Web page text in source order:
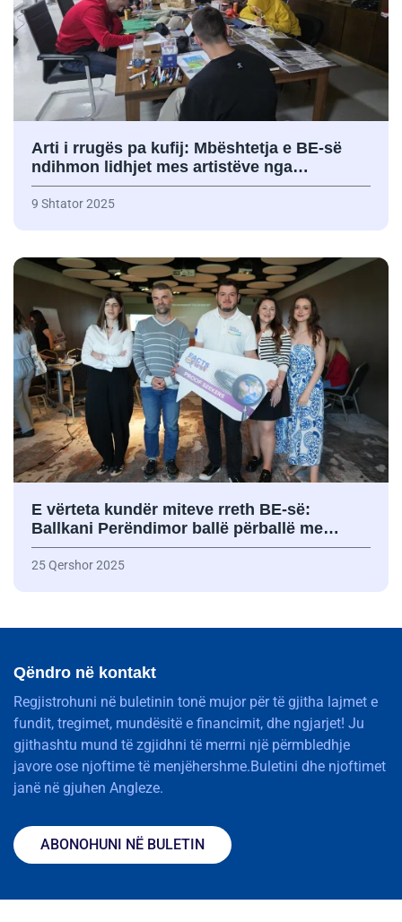
Arti i rrugës pa kufij: Mbështetja e BE-së
ndihmon lidhjet mes artistëve nga…
9 Shtator 2025
E vërteta kundër miteve rreth BE-së:
Ballkani Perëndimor ballë përballë me…
25 Qershor 2025
Qëndro në kontakt
Regjistrohuni në buletinin tonë mujor për të gjitha lajmet e
fundit, tregimet, mundësitë e financimit, dhe ngjarjet! Ju
gjithashtu mund të zgjidhni të merrni një përmbledhje
javore ose njoftime të menjëhershme.Buletini dhe njoftimet
janë në gjuhen Angleze.
ABONOHUNI NË BULETIN